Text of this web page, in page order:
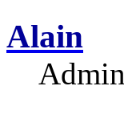
Alain
Admin